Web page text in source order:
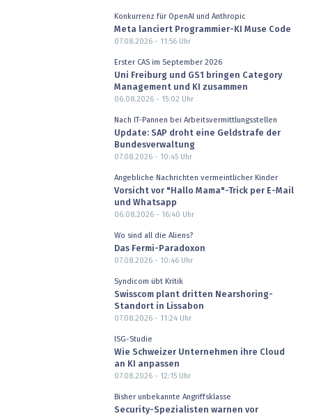
Konkurrenz für OpenAI und Anthropic
Meta lanciert Programmier-KI Muse Code
07.08.2026 - 11:56Uhr
Erster CAS im September 2026
Uni Freiburg und GS1 bringen Category
Management und KI zusammen
06.08.2026 - 15:02 Uhr
Nach IT-Pannen bei Arbeitsvermittlungsstellen
Update: SAP droht eine Geldstrafe der
Bundesverwaltung
07.08.2026 - 10:45Uhr
Angebliche Nachrichten vermeintlicher Kinder
Vorsicht vor "Hallo Mama"-Trick per E-Mail
und Whatsapp
06.08.2026 - 16:40 Uhr
Wo sind all die Aliens?
Das Fermi-Paradoxon
07.08.2026 - 10:46Uhr
Syndicom übt Kritik
Swisscom plant dritten Nearshoring-
Standort in Lissabon
07.08.2026 - 11:24Uhr
ISG-Studie
Wie Schweizer Unternehmen ihre Cloud
an KI anpassen
07.08.2026 - 12:15Uhr
Bisher unbekannte Angriffsklasse
Security-Spezialisten warnen vor